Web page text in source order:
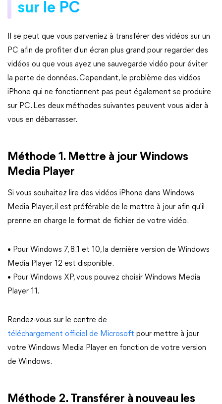
sur le PC
Il se peut que vous parveniez à transférer des vidéos sur un
PC afin de profiter d'un écran plus grand pour regarder des
vidéos ou que vous ayez une sauvegarde vidéo pour éviter
la perte de données. Cependant, le problème des vidéos
iPhone qui ne fonctionnent pas peut également se produire
sur PC. Les deux méthodes suivantes peuvent vous aider à
vous en débarrasser.
Méthode 1. Mettre à jour Windows
Media Player
Si vous souhaitez lire des vidéos iPhone dans Windows
Media Player, il est préférable de le mettre à jour afin qu'il
prenne en charge le format de fichier de votre vidéo.
• Pour Windows 7, 8.1 et 10, la dernière version de Windows
Media Player 12 est disponible.
• Pour Windows XP, vous pouvez choisir Windows Media
Player 11.
Rendez-vous sur le centre de
téléchargement officiel de Microsoft pour mettre à jour
votre Windows Media Player en fonction de votre version
de Windows.
Méthode 2. Transférer à nouveau les